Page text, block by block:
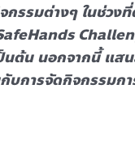
กรรมต่างๆ ในช่วง
ต้น นอกจากนี้ แส
กับการจัดกิจกรรม